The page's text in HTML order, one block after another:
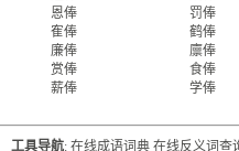
恩俸 罚俸
隺俸 鹤俸
廉俸 廪俸
赏俸 食俸
薪俸 学俸
工具导航: 在线成语词典 在线反义词查